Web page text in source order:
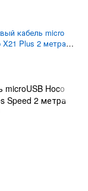
кабель micro
X21 Plus 2 метра